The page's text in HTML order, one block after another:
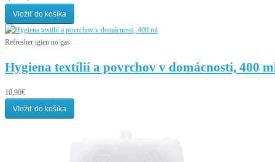
Vložiť do košíka
Refresher igien no gas
Hygiena textílií a povrchov v domácnosti, 400
10,90€
Vložiť do košíka